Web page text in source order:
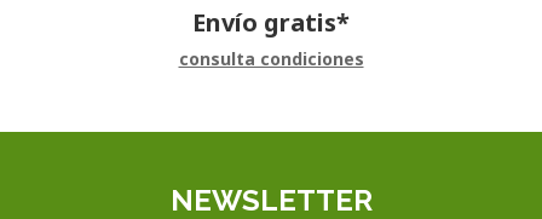
Envío gratis*
consulta condiciones
NEWSLETTER